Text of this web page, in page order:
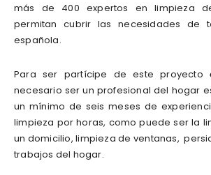
más de 400 expertos en limpieza
permitan cubrir las necesidades de
española.
Para ser partícipe de este proyecto
necesario ser un profesional del hogar
un mínimo de seis meses de
limpieza por horas, como puede ser la
un domicilio, limpieza de ventanas,
trabajos del hogar.